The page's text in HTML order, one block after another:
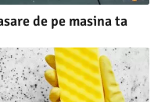
de pe masina ta